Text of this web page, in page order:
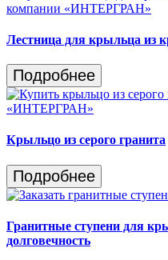
Лестница для крыльца из
Подробнее
Крыльцо из серого гранита
Подробнее
Гранитные ступени для
долговечность